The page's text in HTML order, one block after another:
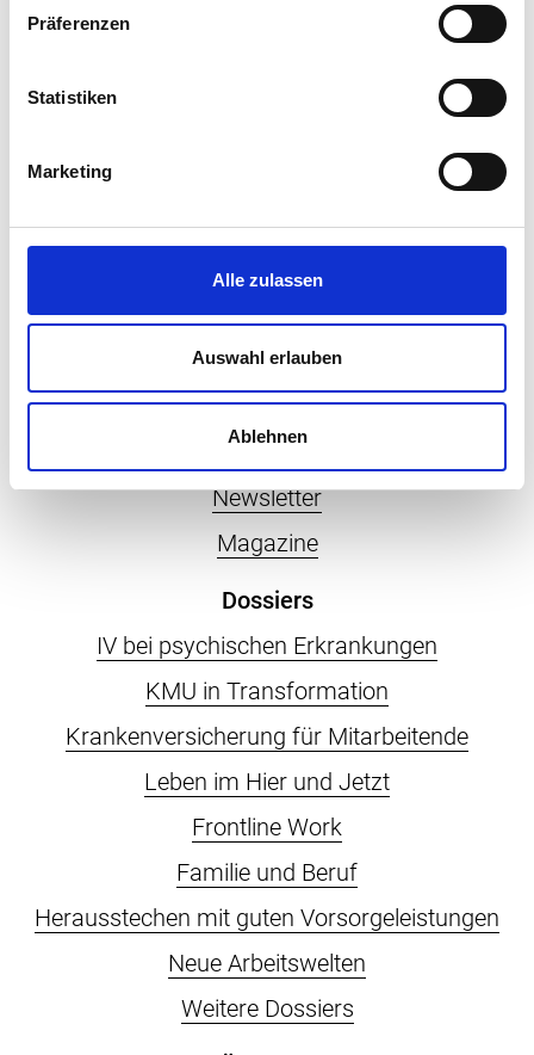
Präferenzen
Statistiken
Marketing
Alle zulassen
Auswahl erlauben
Ablehnen
Services
Abonnements
Werbung
ePaper
Veranstaltungen
Newsletter
Magazine
Dossiers
IV bei psychischen Erkrankungen
KMU in Transformation
Krankenversicherung für Mitarbeitende
Leben im Hier und Jetzt
Frontline Work
Familie und Beruf
Herausstechen mit guten Vorsorgeleistungen
Neue Arbeitswelten
Weitere Dossiers